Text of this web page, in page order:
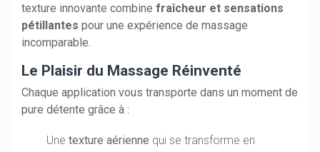
texture innovante combine fraîcheur et sensations
pétillantes pour une expérience de massage
incomparable.
Le Plaisir du Massage Réinventé
Chaque application vous transporte dans un moment de
pure détente grâce à :
Unetexture aérienne qui se transforme en